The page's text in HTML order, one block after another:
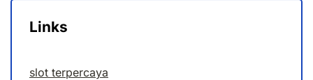
Links
slot terpercaya